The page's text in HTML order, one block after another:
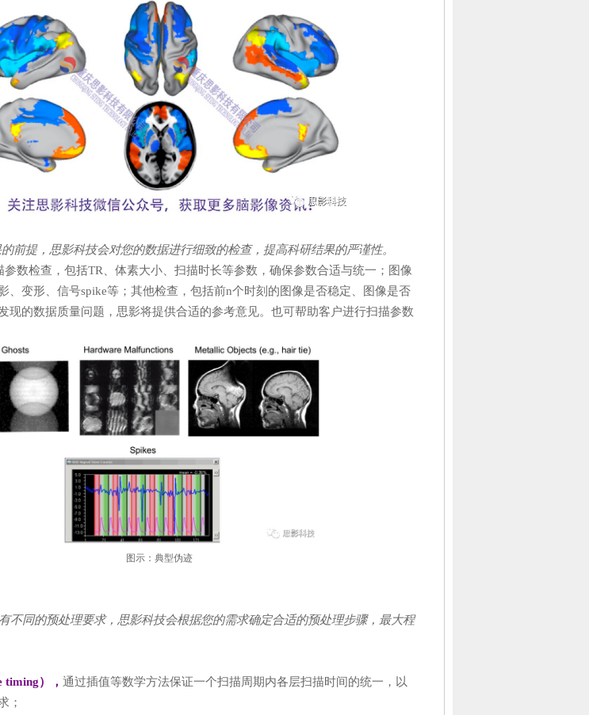
前提，思影科技会对您的数据进行细致的检查，提高科研结果的严谨性。
参数检查，包括TR、体素大小、扫描时长等参数，确保参数合适与统一；图像
、变形、信号spike等；其他检查，包括前n个时刻的图像是否稳定、图像是否
现的数据质量问题，思影将提供合适的参考意见。也可帮助客户进行扫描参数
图示：典型伪迹
不同的预处理要求，思影科技会根据您的需求确定合适的预处理步骤，最大程
timing）， 通过插值等数学方法保证一个扫描周期内各层扫描时间的统一，以
求；